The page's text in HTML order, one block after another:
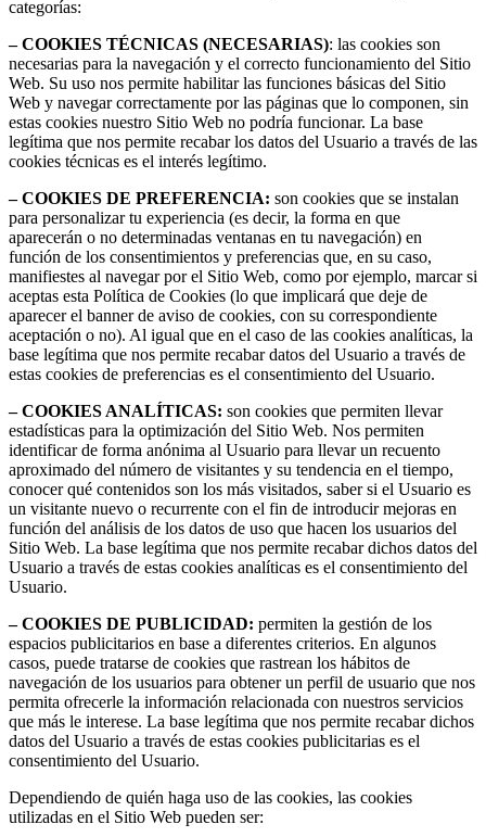
categorías:
– COOKIES TÉCNICAS (NECESARIAS): las cookies son
necesarias para la navegación y el correcto funcionamiento del Sitio
Web. Su uso nos permite habilitar las funciones básicas del Sitio
Web y navegar correctamente por las páginas que lo componen, sin
estas cookies nuestro Sitio Web no podría funcionar. La base
legítima que nos permite recabar los datos del Usuario a través de las
cookies técnicas es el interés legítimo.
– COOKIES DE PREFERENCIA: son cookies que se instalan
para personalizar tu experiencia (es decir, la forma en que
aparecerán o no determinadas ventanas en tu navegación) en
función de los consentimientos y preferencias que, en su caso,
manifiestes al navegar por el Sitio Web, como por ejemplo, marcar si
aceptas esta Política de Cookies (lo que implicará que deje de
aparecer el banner de aviso de cookies, con su correspondiente
aceptación o no). Al igual que en el caso de las cookies analíticas, la
base legítima que nos permite recabar datos del Usuario a través de
estas cookies de preferencias es el consentimiento del Usuario.
– COOKIES ANALÍTICAS: son cookies que permiten llevar
estadísticas para la optimización del Sitio Web. Nos permiten
identificar de forma anónima al Usuario para llevar un recuento
aproximado del número de visitantes y su tendencia en el tiempo,
conocer qué contenidos son los más visitados, saber si el Usuario es
un visitante nuevo o recurrente con el fin de introducir mejoras en
función del análisis de los datos de uso que hacen los usuarios del
Sitio Web. La base legítima que nos permite recabar dichos datos del
Usuario a través de estas cookies analíticas es el consentimiento del
Usuario.
– COOKIES DE PUBLICIDAD: permiten la gestión de los
espacios publicitarios en base a diferentes criterios. En algunos
casos, puede tratarse de cookies que rastrean los hábitos de
navegación de los usuarios para obtener un perfil de usuario que nos
permita ofrecerle la información relacionada con nuestros servicios
que más le interese. La base legítima que nos permite recabar dichos
datos del Usuario a través de estas cookies publicitarias es el
consentimiento del Usuario.
Dependiendo de quién haga uso de las cookies, las cookies
utilizadas en el Sitio Web pueden ser: